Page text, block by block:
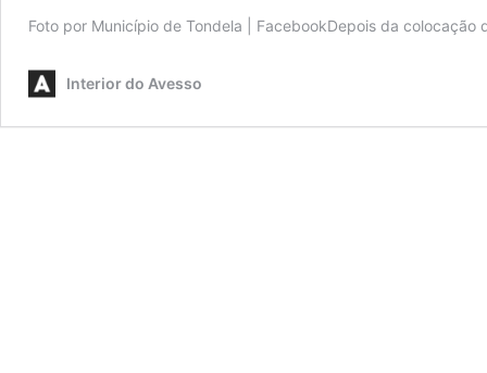
Foto por Município de Tondela | FacebookDepois da
Interior do Avesso